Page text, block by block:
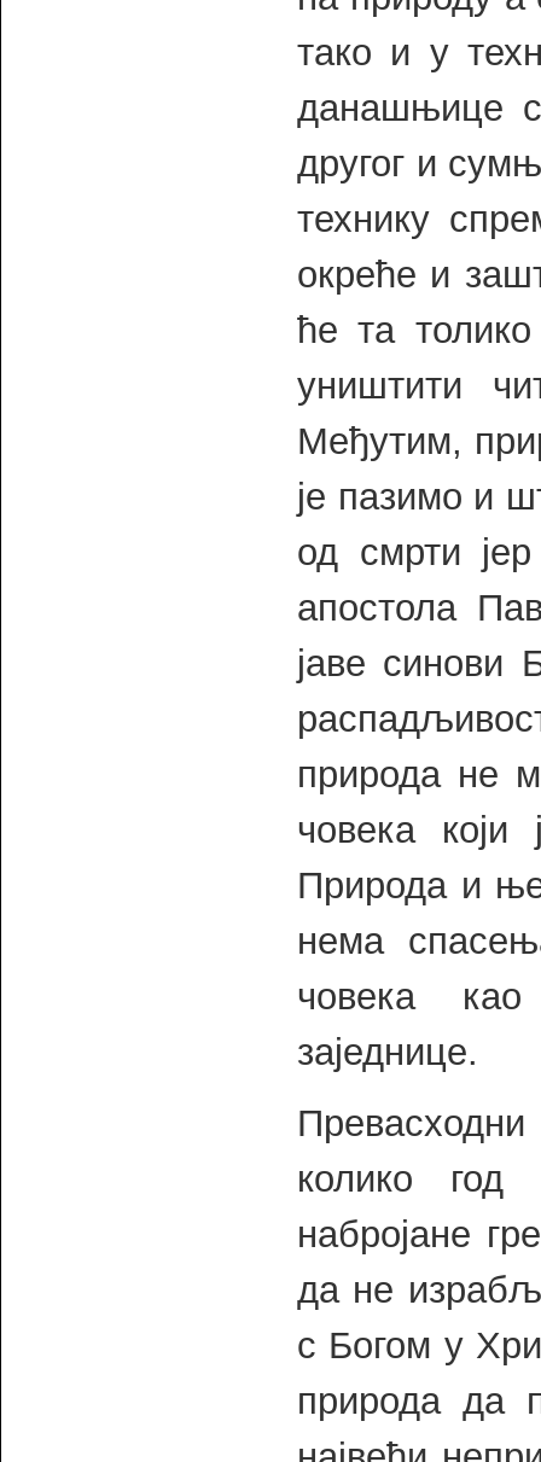
тако и у
данашњице
другог и
технику
окреће и
ће та
уништити
Међутим,
је пазимо и
од смрти
апостола
јаве синови
природа не
човека
Природа и
нема
човека
заједнице.
колико
набројане
да не
с Богом у
природа да